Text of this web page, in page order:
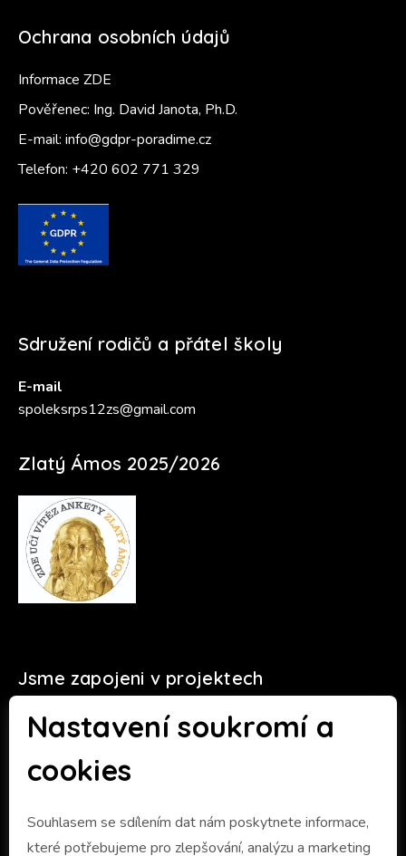
Nastavení soukromí a
cookies
Souhlasem se sdílením dat nám poskytnete informace,
které potřebujeme pro zlepšování, analýzu a marketing
Ochrana osobních údajů
Informace ZDE
Pověřenec: Ing. David Janota, Ph.D.
E-mail: info@gdpr-poradime.cz
Telefon: +420 602 771 329
Sdružení rodičů a přátel školy
E-mail
spoleksrps12zs@gmail.com
Zlatý Ámos 2025/2026
Jsme zapojeni v projektech